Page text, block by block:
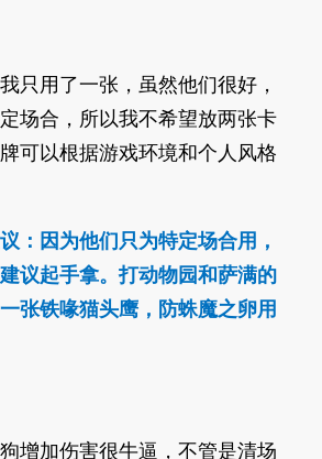
用了一张，虽然他们很好，
场合，所以我不希望放两张卡
可以根据游戏环境和个人风格
：因为他们只为特定场合用，
议起手拿。打动物园和萨满的
张铁喙猫头鹰，防蛛魔之卵用
加伤害很牛逼，不管是清场